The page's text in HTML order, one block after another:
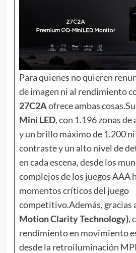
Para quienes no quieren
de imagen ni al rendimiento
27C2Aofrece ambas
Mini LED, con 1.196 zonas
y un brillo máximo de 1.200
contraste y un alto nivel de
en cada escena, desde los
complejos de los juegos AAA
momentos críticos del juego
competitivo.Además, gracias
Motion Clarity Technology),
rendimiento en movimiento
desde la retroiluminación